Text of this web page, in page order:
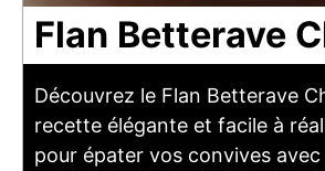
Flan Betterave
Découvrez le Flan Betterave
recette élégante et facile à
pour épater vos convives avec